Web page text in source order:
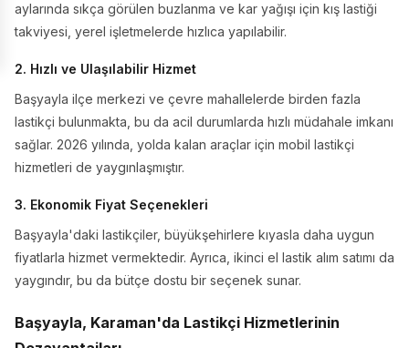
aylarında sıkça görülen buzlanma ve kar yağışı için kış lastiği
takviyesi, yerel işletmelerde hızlıca yapılabilir.
2. Hızlı ve Ulaşılabilir Hizmet
Başyayla ilçe merkezi ve çevre mahallelerde birden fazla
lastikçi bulunmakta, bu da acil durumlarda hızlı müdahale imkanı
sağlar. 2026 yılında, yolda kalan araçlar için mobil lastikçi
hizmetleri de yaygınlaşmıştır.
3. Ekonomik Fiyat Seçenekleri
Başyayla'daki lastikçiler, büyükşehirlere kıyasla daha uygun
fiyatlarla hizmet vermektedir. Ayrıca, ikinci el lastik alım satımı da
yaygındır, bu da bütçe dostu bir seçenek sunar.
Başyayla, Karaman'da Lastikçi Hizmetlerinin